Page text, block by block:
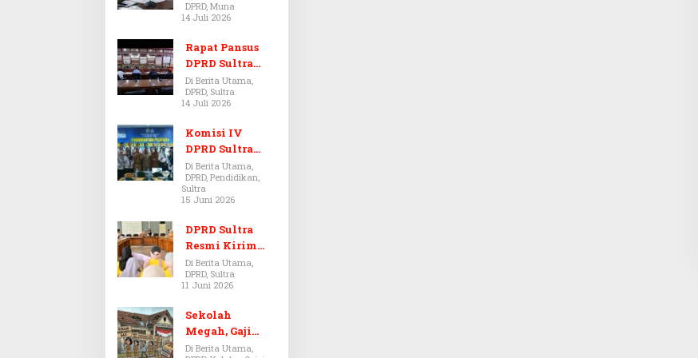
Dugaan Jual
Beli Tanah
Bermasalah di
Muna
DPRD, Muna
14 Juli 2026
Rapat Pansus
DPRD Sultra
Diskors Dua
Kali Akibat
Ketidakhadira
n Pj Sekda
Di Berita Utama,
DPRD, Sultra
14 Juli 2026
Komisi IV
DPRD Sultra
Kawal Hak
Guru,
Rencanakan
Pendidikan
Di Berita Utama,
DPRD, Pendidikan,
Sultra
15 Juni 2026
DPRD Sultra
Resmi Kirim
Aspirasi Tolak
Peraturan
BPOM No. 5
Tahun 2026 ke
Komisi IX DPR
Di Berita Utama,
DPRD, Sultra
11 Juni 2026
Sekolah
Megah, Gaji
Guru Berdarah-
Di Berita Utama,